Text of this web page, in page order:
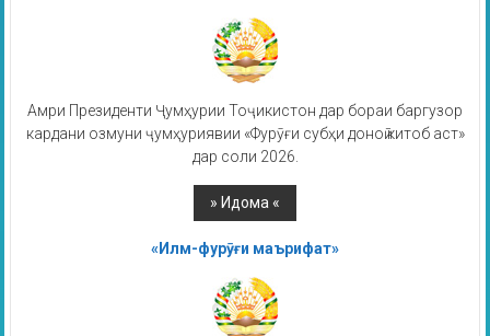
Амри Президенти Ҷумҳурии Тоҷикистон дар бораи баргузор
кардани озмуни ҷумҳуриявии «Фурӯғи субҳи доноӣ китоб аст»
дар соли 2026.
«Илм-фурӯғи маърифат»